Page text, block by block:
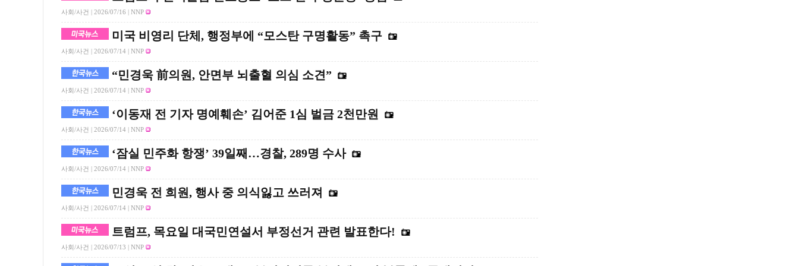
사회/사건 | 2026/07/16 | NNP
미국 비영리 단체, 행정부에 “모스탄 구명활동” 촉구
사회/사건 | 2026/07/14 | NNP
“민경욱 前의원, 안면부 뇌출혈 의심 소견”
사회/사건 | 2026/07/14 | NNP
‘이동재 전 기자 명예훼손’ 김어준 1심 벌금 2천만원
사회/사건 | 2026/07/14 | NNP
‘잠실 민주화 항쟁’ 39일째…경찰, 289명 수사
사회/사건 | 2026/07/14 | NNP
민경욱 전 희원, 행사 중 의식잃고 쓰러져
사회/사건 | 2026/07/14 | NNP
트럼프, 목요일 대국민연설서 부정선거 관련 발표한다!
사회/사건 | 2026/07/13 | NNP